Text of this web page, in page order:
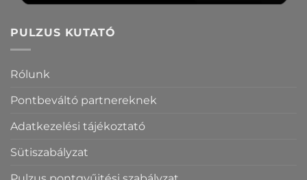
PULZUS KUTATÓ
Rólunk
Pontbeváltó partnereknek
Adatkezelési tájékoztató
Sütiszabályzat